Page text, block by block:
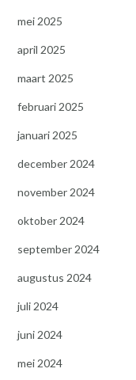
mei 2025
april 2025
maart 2025
februari 2025
januari 2025
december 2024
november 2024
oktober 2024
september 2024
augustus 2024
juli 2024
juni 2024
mei 2024